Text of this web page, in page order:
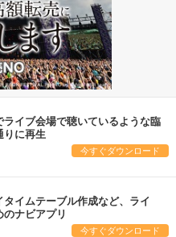
ライブ会場で聴いているような臨
りに再生
今すぐダウンロード
イムテーブル作成など、ライ
ナビアプリ
今すぐダウンロード